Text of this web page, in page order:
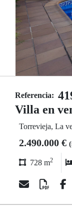
Referencia:
Villa en
Torrevieja, La
2.490.000 €
728 m2